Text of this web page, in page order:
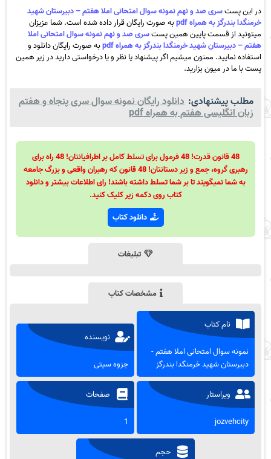
در این پستسری صد و نهم نمونه سوال امتحانی املا هفتم – دبیرستان شهید
خرمنگدا بندرگز به همراه pdf
به صورت رایگان قرار داده شده است. شما عزیزان
میتونید از قسمت پایین همین پستسری صد و نهم نمونه سوال امتحانی املا
هفتم – دبیرستان شهید خرمنگدا بندرگز به همراه pdf
به صورت رایگان دانلود و
استفاده نمایید. ممنون میشیم اگر پیشنهاد یا نظر و یا درخواستی دارید در زیر همین
پست با ما در میون بزارید.
مطلب پیشنهادی: دانلود رایگان نمونه سوال سری پنجاه و هفتم
زبان انگلیسی هفتم به همراه pdf
48 قانون قدرت! 48 فرمول برای تسلط کامل بر اطرافیانتان! 48 راه برای
رهبری گروه، جمع و زیر دستانتان! 48 قانون که رهبران واقعی و بزرگ جامعه
به شما نمیگویند تا بر شما تسلط داشته باشند! رای اطلاعات بیشتر و دانلود
کتاب روی دکمه زیر کلیک کنید.
دانلود کتاب
تبلیغات
مشخصات کتاب
نام کتاب
نمونه سوال امتحانی املا هفتم -
دبیرستان شهید خرمنگدا بندرگز
نویسنده
جزوه سیتی
ویراستار
jozvehcity
صفحات
1
حجم